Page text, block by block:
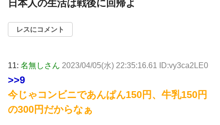
日本人の生活は戦後に回帰よ
レスにコメント
11: 名無しさん 2023/04/05(水) 22:35:16.61 ID:vy3ca2LE0
>>9
今じゃコンビニであんぱん150円、牛乳150円
の300円だからなぁ